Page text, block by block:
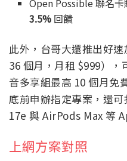
Open Possible 聯名卡
3.5% 回饋
此外，台哥大還推出好
36 個月，月租 $999）
音多享組最高 10 個月免
底前申辦指定專案，還
17e 與 AirPods Max 等
上網方案對照